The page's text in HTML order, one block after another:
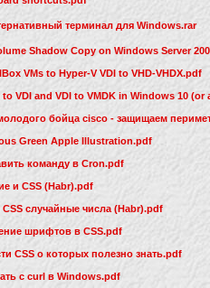
терминал для Windows.rar
Shadow Copy on Windows Server
VMs to Hyper-V VDI to VHD-VHDX.pdf
VDI and VDI to VMDK in Windows 10 (or
бойца cisco - защищаем
Green Apple Illustration.pdf
команду в Cron.pdf
и CSS (Habr).pdf
случайные числа (Habr).pdf
шрифтов в CSS.pdf
CSS о которых полезно знать.pdf
с curl в Windows.pdf